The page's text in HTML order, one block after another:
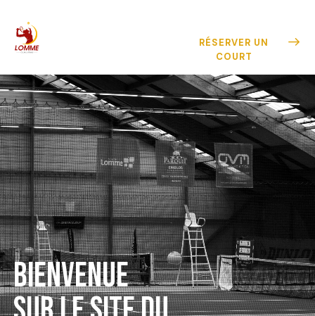
RÉSERVER UN
COURT
BIENVENUE